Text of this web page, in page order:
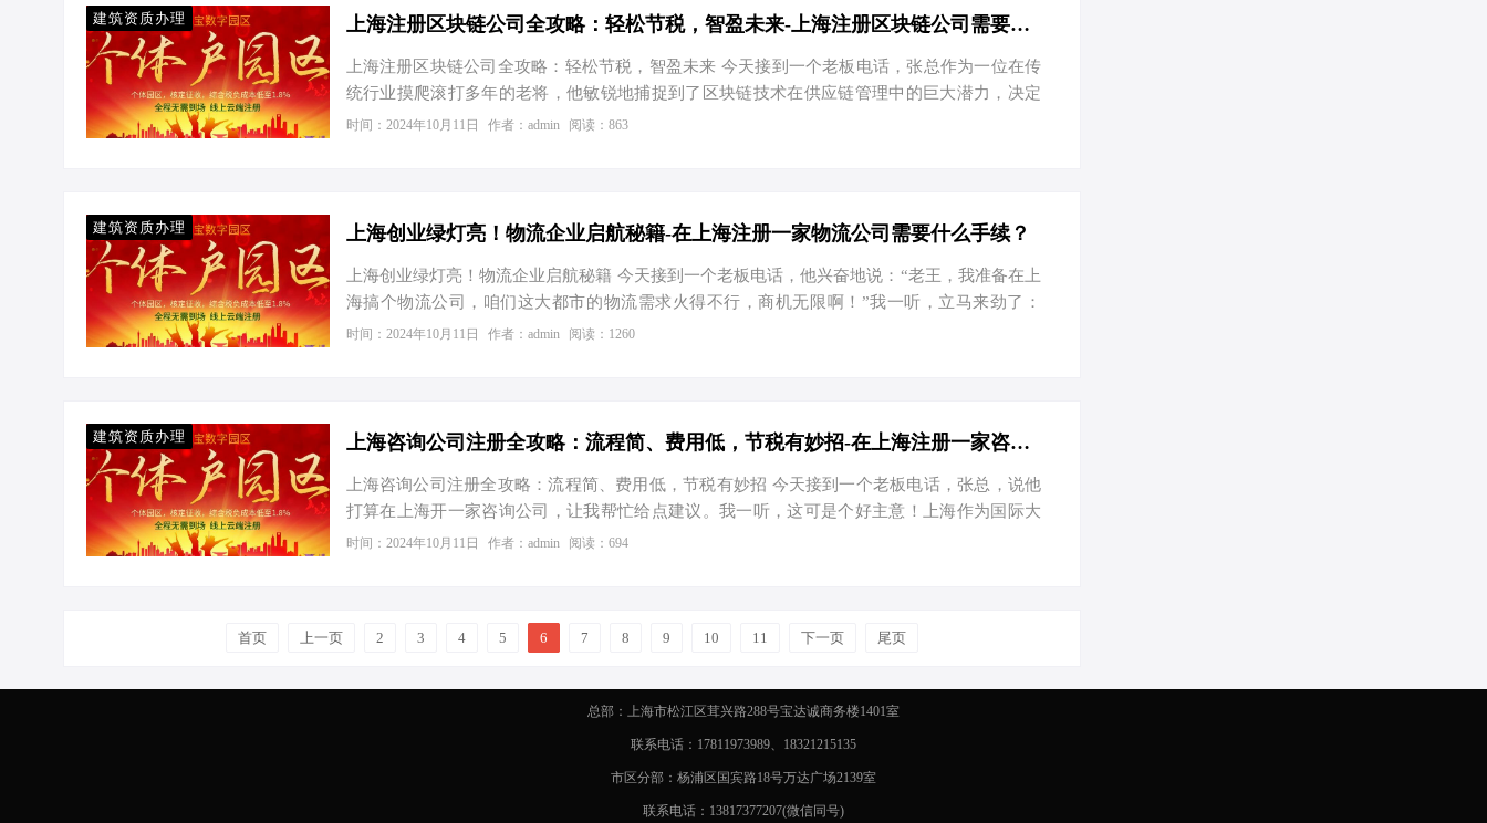
通过后，就是准备一堆“身份证明”了——股东身份证原件、法人监事的身份证复印件，以及准
建筑资质办理 上海注册区块链公司全攻略：轻松节税，智盈未来-上海注册区块链公司需要哪些资料？
上海注册区块链公司全攻略：轻松节税，智盈未来 今天接到一个老板电话，张总作为一位在传
统行业摸爬滚打多年的老将，他敏锐地捕捉到了区块链技术在供应链管理中的巨大潜力，决定
成立一家区块链公司来一次漂亮的转型。不过，面对陌生的注册流程和复杂的税务规划，张总
亮的名字，并提交给工商局进行核名。建议准备3-5个备选名称，以防重名。 注册资本：虽然现
时间：2024年10月11日 作者：admin 阅读：863
建筑资质办理 上海创业绿灯亮！物流企业启航秘籍-在上海注册一家物流公司需要什么手续？
上海创业绿灯亮！物流企业启航秘籍 今天接到一个老板电话，他兴奋地说：“老王，我准备在上
海搞个物流公司，咱们这大都市的物流需求火得不行，商机无限啊！”我一听，立马来劲了：
“兄弟，有眼光！不过别急，注册物流公司可不是请客吃饭那么简单，得一步步来。放心，有我
享受有限责任的庇护。听我说，选对了公司类型，将来能省下不少税费呢！ 二、办理工商注册
时间：2024年10月11日 作者：admin 阅读：1260
建筑资质办理 上海咨询公司注册全攻略：流程简、费用低，节税有妙招-在上海注册一家咨询公司的流程和费用
上海咨询公司注册全攻略：流程简、费用低，节税有妙招 今天接到一个老板电话，张总，说他
打算在上海开一家咨询公司，让我帮忙给点建议。我一听，这可是个好主意！上海作为国际大
都市，咨询行业前景广阔，市场需求大。于是，我决定写篇文章，详细讲讲在上海注册咨询公
申报系统，按提示填写信息。如果核名通过，恭喜你，可以进入下一步了！ 第二步：提交材料
时间：2024年10月11日 作者：admin 阅读：694
首页 上一页 2 3 4 5 6 7 8 9 10 11 下一页 尾页
总部：上海市松江区茸兴路288号宝达诚商务楼1401室
联系电话：17811973989、18321215135
市区分部：杨浦区国宾路18号万达广场2139室
联系电话：13817377207(微信同号)